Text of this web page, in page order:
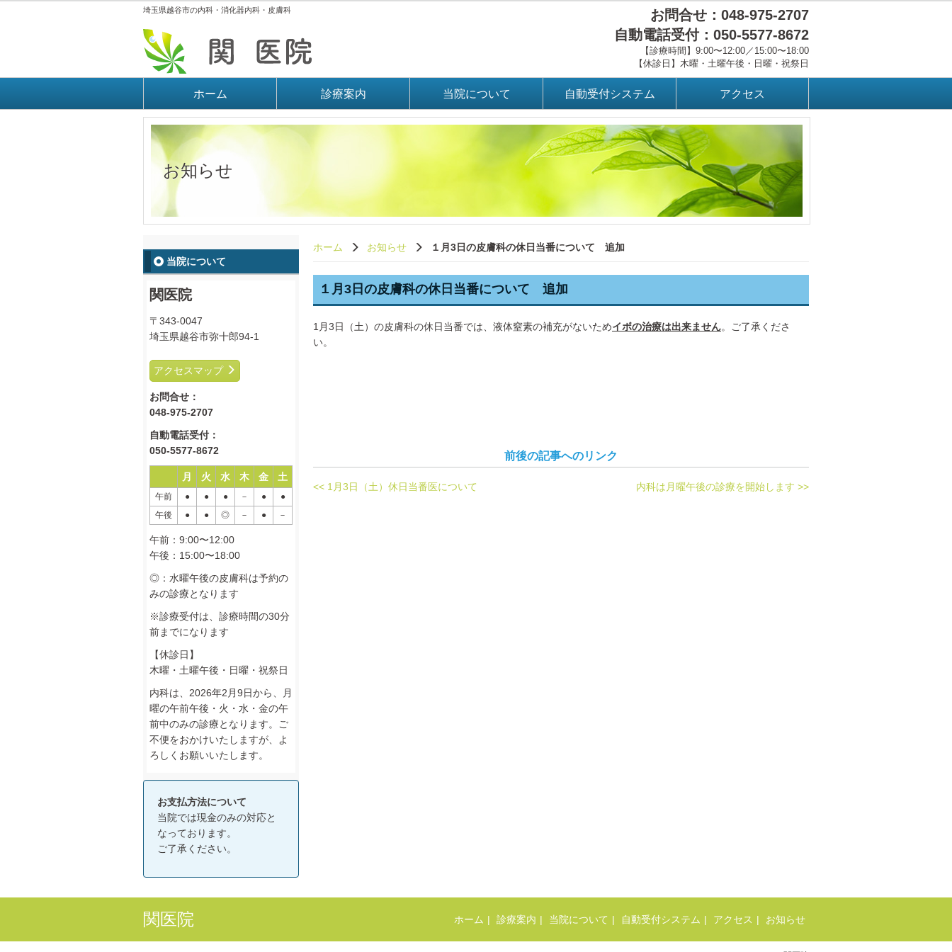
埼玉県越谷市の内科・消化器内科・皮膚科
お問合せ：048-975-2707
自動電話受付：050-5577-8672
【診療時間】9:00〜12:00／15:00〜18:00
【休診日】木曜・土曜午後・日曜・祝祭日
ホーム 診療案内 当院について 自動受付システム アクセス
お知らせ
ホーム お知らせ １月3日の皮膚科の休日当番について 追加
１月3日の皮膚科の休日当番について 追加
1月3日（土）の皮膚科の休日当番では、液体窒素の補充がないためイボの治療は出来ません。ご了承くださ
い。
前後の記事へのリンク
<< 1月3日（土）休日当番医について 内科は月曜午後の診療を開始します >>
当院について
関医院
〒343-0047
埼玉県越谷市弥十郎94-1
アクセスマップ
お問合せ：
048-975-2707
自動電話受付：
050-5577-8672
月 火 水 木 金 土
午前 ● ● ● － ●
●
午後
● ● ◎ － ● －
午前：9:00〜12:00
午後：15:00〜18:00
◎：水曜午後の皮膚科は予約の
みの診療となります
※診療受付は、診療時間の30分
前までになります
【休診日】
木曜・土曜午後・日曜・祝祭日
内科は、2026年2月9日から、月
曜の午前午後・火・水・金の午
前中のみの診療となります。ご
不便をおかけいたしますが、よ
ろしくお願いいたします。
お支払方法について
当院では現金のみの対応と
なっております。
ご了承ください。
関医院 ホーム 診療案内 当院について 自動受付システム アクセス お知らせ